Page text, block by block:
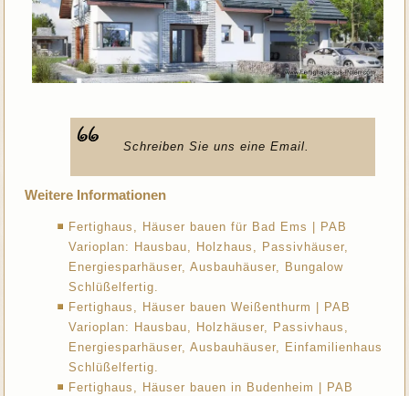
Schreiben Sie uns eine Email.
Weitere Informationen
Fertighaus, Häuser bauen für Bad Ems | PAB
Varioplan: Hausbau, Holzhaus, Passivhäuser,
Energiesparhäuser, Ausbauhäuser, Bungalow
Schlüßelfertig.
Fertighaus, Häuser bauen Weißenthurm | PAB
Varioplan: Hausbau, Holzhäuser, Passivhaus,
Energiesparhäuser, Ausbauhäuser, Einfamilienhaus
Schlüßelfertig.
Fertighaus, Häuser bauen in Budenheim | PAB